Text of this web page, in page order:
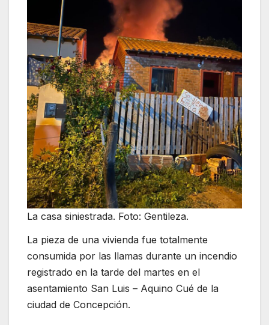
La casa siniestrada. Foto: Gentileza.
La pieza de una vivienda fue totalmente
consumida por las llamas durante un incendio
registrado en la tarde del martes en el
asentamiento San Luis – Aquino Cué de la
ciudad de Concepción.